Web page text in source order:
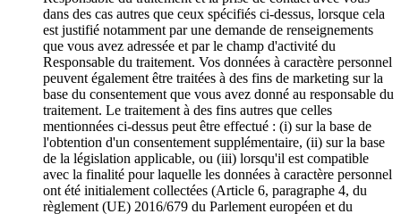
dans des cas autres que ceux spécifiés ci-dessus, lorsque cela
est justifié notamment par une demande de renseignements
que vous avez adressée et par le champ d'activité du
Responsable du traitement. Vos données à caractère personnel
peuvent également être traitées à des fins de marketing sur la
base du consentement que vous avez donné au responsable du
traitement. Le traitement à des fins autres que celles
mentionnées ci-dessus peut être effectué : (i) sur la base de
l'obtention d'un consentement supplémentaire, (ii) sur la base
de la législation applicable, ou (iii) lorsqu'il est compatible
avec la finalité pour laquelle les données à caractère personnel
ont été initialement collectées (Article 6, paragraphe 4, du
règlement (UE) 2016/679 du Parlement européen et du